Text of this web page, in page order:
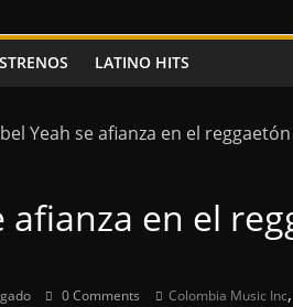
LATINO HITS
afianza en el
0 Comments Colombia Music Inc,